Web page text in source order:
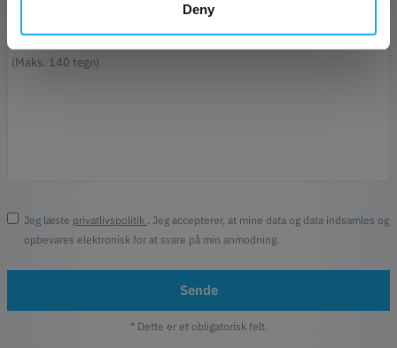
Deny
Besked*
Jeg læste privatlivspolitik
. Jeg accepterer, at mine data og data indsamles og
opbevares elektronisk for at svare på min anmodning.
Sende
* Dette er et obligatorisk felt.